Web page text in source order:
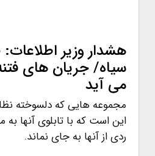
هشدار وزیر
سیاه/ جریان های
می آید
مجموعه هایی که دلسوخته
این است که با تابلوی آنها
ردی از آنها به جای نماند.